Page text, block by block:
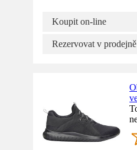
Koupit on-line
Rezervovat v prodejně